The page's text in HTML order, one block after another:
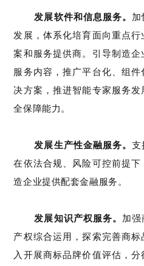
发展软件和信息服务。
发展，体系化培育面向重点
案和服务提供商。引导制造
服务内容，推广平台化、组
决方案，推进智能专家服务
全保障能力。
发展生产性金融服务。支
在依法合规、风险可控前提
造企业提供配套金融服务。
发展知识产权服务。 加
产权综合运用，探索完善商
入开展商标品牌价值评估，